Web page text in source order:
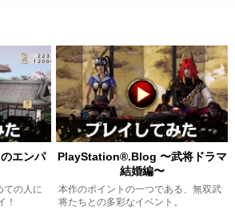
エンパ
ての人に
！
PlayStation®.Blog 〜武将ドラマ
結婚編〜
本作のポイントの一つである、無双武
将たちとの多彩なイベント。